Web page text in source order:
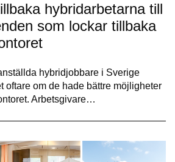
hybridarbetarna till
som lockar tillbaka
hybridjobbare i Sverige
oftare om de hade bättre möjligheter
Arbetsgivare…